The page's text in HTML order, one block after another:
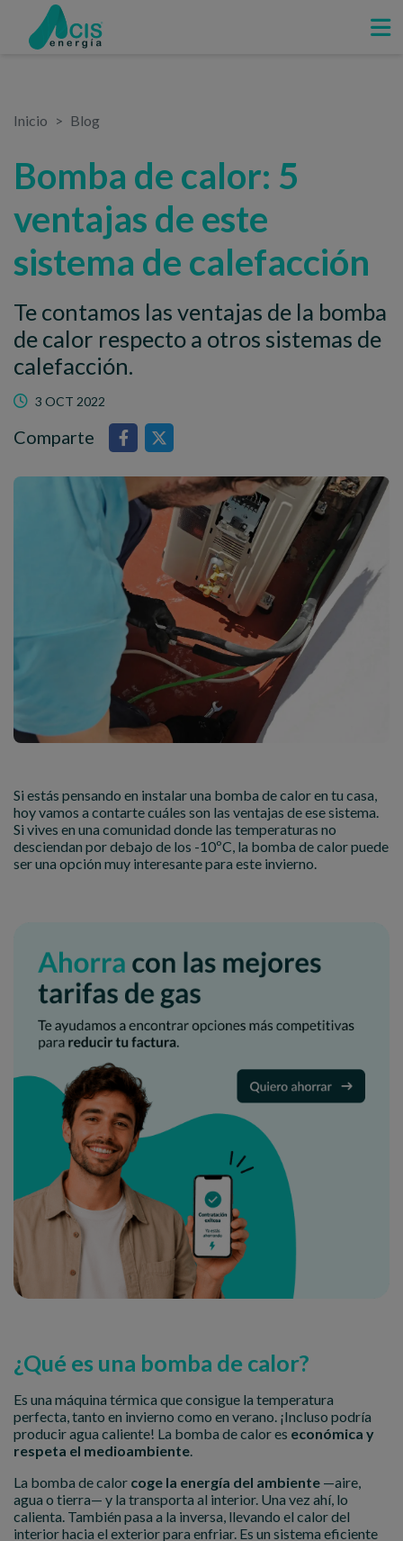
Inicio Blog
Bomba de calor: 5
ventajas de este
sistema de calefacción
Te contamos las ventajas de la bomba
de calor respecto a otros sistemas de
calefacción.
3 OCT 2022
Comparte
Si estás pensando en instalar una bomba de calor en tu casa,
hoy vamos a contarte cuáles son las ventajas de ese sistema.
Si vives en una comunidad donde las temperaturas no
desciendan por debajo de los -10ºC, la bomba de calor puede
ser una opción muy interesante para este invierno.
¿Qué es una bomba de calor?
Es una máquina térmica que consigue la temperatura
perfecta, tanto en invierno como en verano. ¡Incluso podría
producir agua caliente! La bomba de calor es económica y
respeta el medioambiente.
La bomba de calor coge la energía del ambiente —aire,
agua o tierra— y la transporta al interior. Una vez ahí, lo
calienta. También pasa a la inversa, llevando el calor del
interior hacia el exterior para enfriar. Es un sistema eficiente